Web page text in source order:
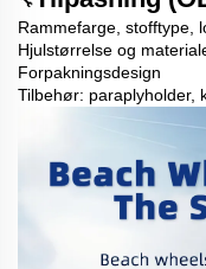
Rammefarge, stofftype,
Hjulstørrelse og
Forpakningsdesign
Tilbehør: paraplyholder,